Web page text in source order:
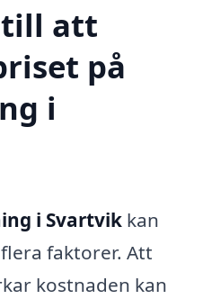
till att
på
i
i Svartvik kan
faktorer. Att
kostnaden kan